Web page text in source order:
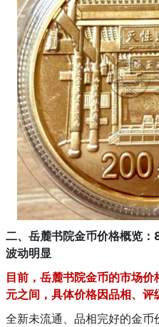
二、岳麓书院金币价格概览
波动明显
目前，岳麓书院金币的市场
元之间，具体价格因品相、评
全新未流通、品相完好的金币